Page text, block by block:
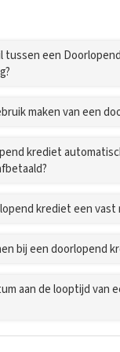
tussen een
maken van een
krediet
krediet een
bij een doorlopend
aan de looptijd van